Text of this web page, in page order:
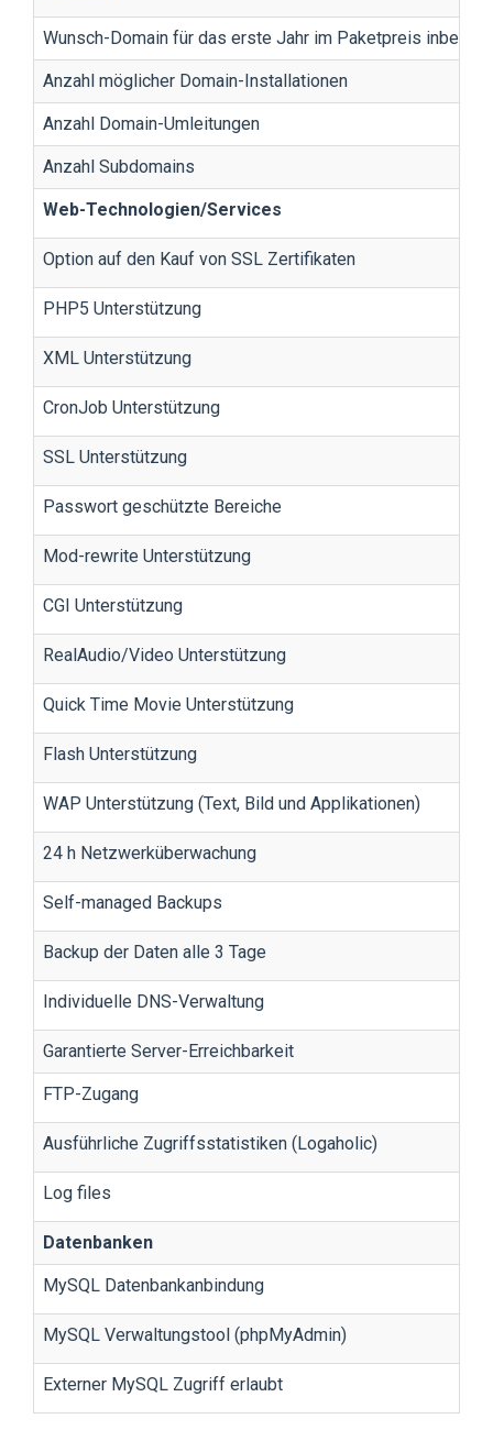
Wunsch-Domain für das erste Jahr im Paketpreis
Anzahl möglicher Domain-Installationen
Anzahl Domain-Umleitungen
Anzahl Subdomains
Web-Technologien/Services
Option auf den Kauf von SSL Zertifikaten
PHP5 Unterstützung
XML Unterstützung
CronJob Unterstützung
SSL Unterstützung
Passwort geschützte Bereiche
Mod-rewrite Unterstützung
CGI Unterstützung
RealAudio/Video Unterstützung
Quick Time Movie Unterstützung
Flash Unterstützung
WAP Unterstützung (Text, Bild und Applikationen)
24 h Netzwerküberwachung
Self-managed Backups
Backup der Daten alle 3 Tage
Individuelle DNS-Verwaltung
Garantierte Server-Erreichbarkeit
FTP-Zugang
Ausführliche Zugriffsstatistiken (Logaholic)
Log files
Datenbanken
MySQL Datenbankanbindung
MySQL Verwaltungstool (phpMyAdmin)
Externer MySQL Zugriff erlaubt